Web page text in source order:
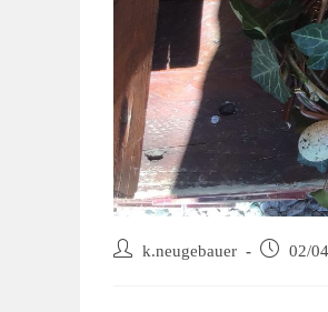
k.neugebauer 02/